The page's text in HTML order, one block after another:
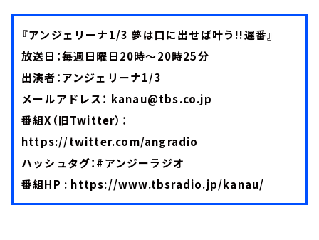
『アンジェリーナ1/3 夢は口に出せば叶う!!遅番』
放送日：毎週日曜日20時～20時25分
出演者：アンジェリーナ1/3
メールアドレス： kanau@tbs.co.jp
番組X（旧Twitter）：
https://twitter.com/angradio
ハッシュタグ：#アンジーラジオ
番組HP : https://www.tbsradio.jp/kanau/